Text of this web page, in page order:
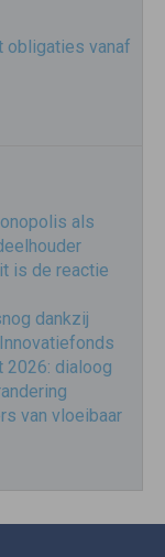
obligaties vanaf
als
is de reactie
dankzij
2026: dialoog
van vloeibaar